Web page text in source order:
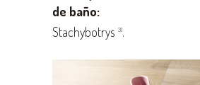
de baño:
Stachybotrys 3).